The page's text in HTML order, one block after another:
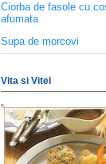
Ciorba de fasole cu
afumata
Supa de morcovi
Vita si Vitel